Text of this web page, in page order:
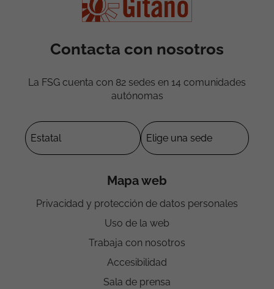
Contacta con nosotros
La FSG cuenta con 82 sedes en 14 comunidades
autónomas
Mapa web
Privacidad y protección de datos personales
Uso de la web
Trabaja con nosotros
Accesibilidad
Sala de prensa